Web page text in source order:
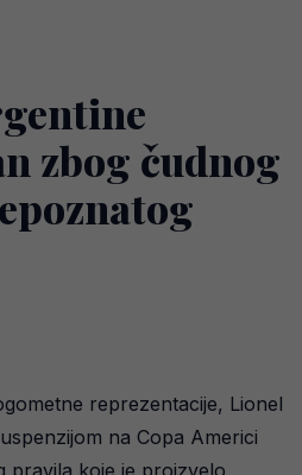
zbog čudnog
reprezentacije, Lionel
na Copa Americi
pravila koje je proizvelo